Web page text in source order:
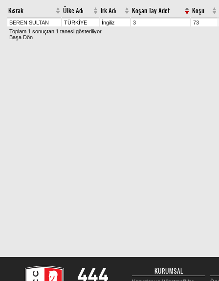
Kısrak Ülke Adı Irk Adı Koşan Tay Adet Koşu
BEREN SULTAN TÜRKİYE İngiliz 3
73
Toplam 1 sonuçtan 1 tanesi gösteriliyor
Başa Dön
KURUMSAL